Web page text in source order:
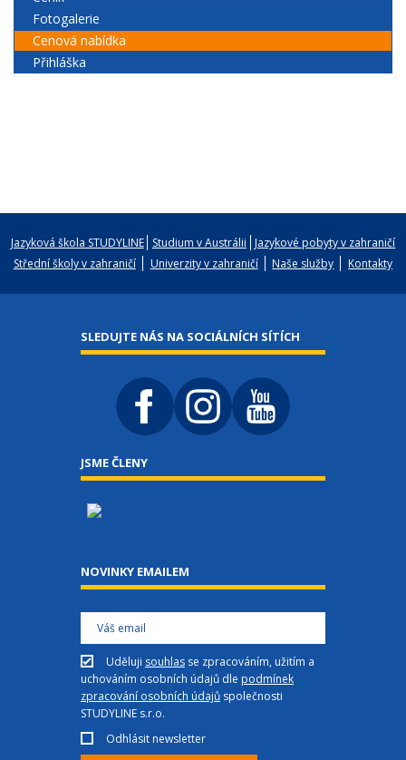
Fotogalerie
Cenová nabídka
Přihláška
Jazyková škola STUDYLINE Studium v Austrálii
Jazykové pobyty v zahraničí
Střední školy v zahraničí
Univerzity v zahraničí Naše služby Kontakty
SLEDUJTE NÁS NA SOCIÁLNÍCH SÍTÍCH
JSME ČLENY
NOVINKY EMAILEM
Uděluji souhlas se zpracováním, užitím a
uchováním osobních údajů dle podmínek
zpracování osobních údajů společnosti
STUDYLINE s.r.o.
Odhlásit newsletter